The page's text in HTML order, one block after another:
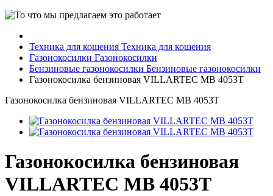
Техника для кошения Техника для кошения
Газонокосилки Газонокосилки
Бензиновые газонокосилки Бензиновые газонокосилки
Газонокосилка бензиновая VILLARTEC MB 4053T
Газонокосилка бензиновая VILLARTEC MB 4053T
Газонокосилка бензиновая
VILLARTEC MB 4053T